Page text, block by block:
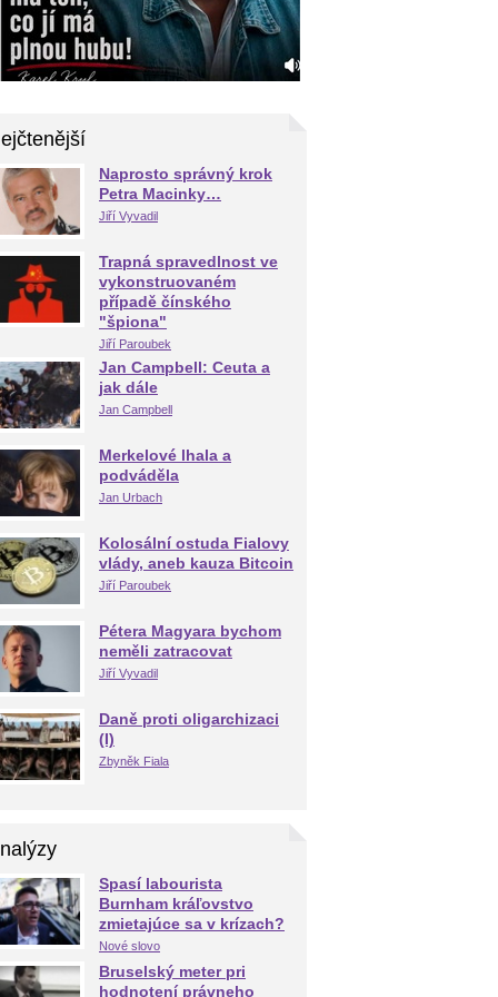
Naprosto správný krok
Petra Macinky…
Jiří Vyvadil
Trapná spravedlnost ve
vykonstruovaném
případě čínského
"špiona"
Jiří Paroubek
Jan Campbell: Ceuta a
jak dále
Jan Campbell
Merkelové lhala a
podváděla
Jan Urbach
Kolosální ostuda Fialovy
vlády, aneb kauza Bitcoin
Jiří Paroubek
Pétera Magyara bychom
neměli zatracovat
Jiří Vyvadil
Daně proti oligarchizaci
(I)
Zbyněk Fiala
Spasí labourista
Burnham kráľovstvo
zmietajúce sa v krízach?
Nové slovo
Bruselský meter pri
hodnotení právneho